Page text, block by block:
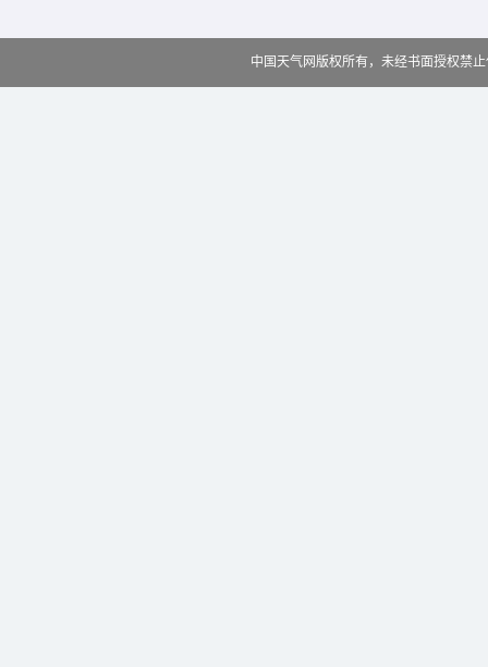
中国天气网版权所有，未经书面授权